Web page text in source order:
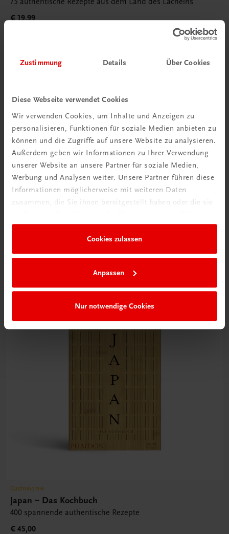
Zustimmung Details Über Cookies
Diese Webseite verwendet Cookies
Wir verwenden Cookies, um Inhalte und Anzeigen zu
personalisieren, Funktionen für soziale Medien anbieten zu
können und die Zugriffe auf unsere Website zu analysieren.
Außerdem geben wir Informationen zu Ihrer Verwendung
unserer Website an unsere Partner für soziale Medien,
Werbung und Analysen weiter. Unsere Partner führen diese
Informationen möglicherweise mit weiteren Daten
zusammen, die Sie ihnen bereitgestellt haben oder die sie
Cookies zulassen
Anpassen
Nur notwendige Cookies
€ 19,99
Thailändisch, japanisch, chinesisch, koreanisch
Gastronomie
Japan – Das Kochbuch
400 spannende authentische Rezepte
€ 45,00